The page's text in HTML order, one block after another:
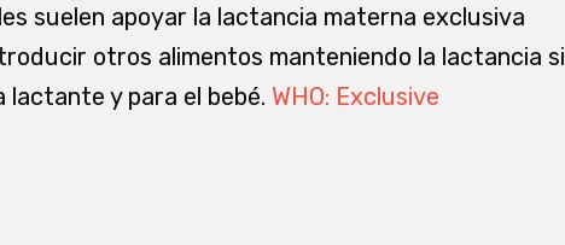
suelen apoyar la lactancia materna exclusiva
otros alimentos manteniendo la lactancia si
lactante y para el bebé. WHO: Exclusive